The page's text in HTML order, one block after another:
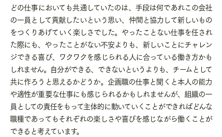
どの仕事においても共通していたのは、手段は何であれこの会社
の一員として貢献したいという思い、仲間と協力して新しいもの
をつくりあげていく楽しさでした。やったことない仕事を任され
た際にも、やったことがない不安よりも、新しいことにチャレン
ジできる喜び、ワクワクを感じられる人に合っている働き方かも
しれません。自分ができる、できないというよりも、チームとして
共に作ろうと思えるかどうか。企画職の仕事と聞くと本人の能力
や適性が重要な仕事にも感じられるかもしれませんが、組織の一
員としての責任をもって主体的に動いていくことができればどんな
職種であってもそれぞれの楽しさや喜びを感じながら働くことが
できると考えています。